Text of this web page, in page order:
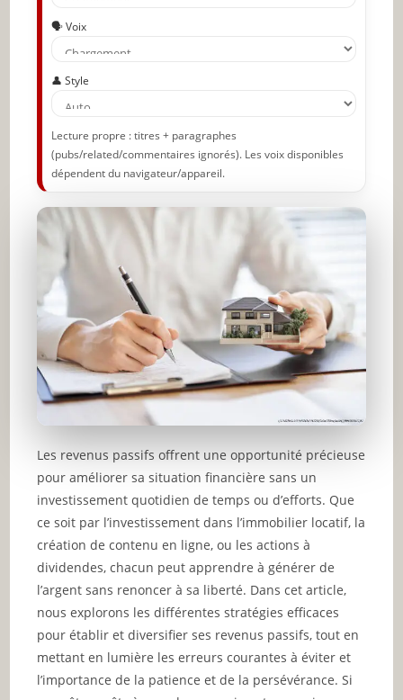
🗣️ Voix
👤 Style
Lecture propre : titres + paragraphes
(pubs/related/commentaires ignorés). Les voix disponibles
dépendent du navigateur/appareil.
Les revenus passifs offrent une opportunité précieuse
pour améliorer sa situation financière sans un
investissement quotidien de temps ou d’efforts. Que
ce soit par l’investissement dans l’immobilier locatif, la
création de contenu en ligne, ou les actions à
dividendes, chacun peut apprendre à générer de
l’argent sans renoncer à sa liberté. Dans cet article,
nous explorons les différentes stratégies efficaces
pour établir et diversifier ses revenus passifs, tout en
mettant en lumière les erreurs courantes à éviter et
l’importance de la patience et de la persévérance. Si